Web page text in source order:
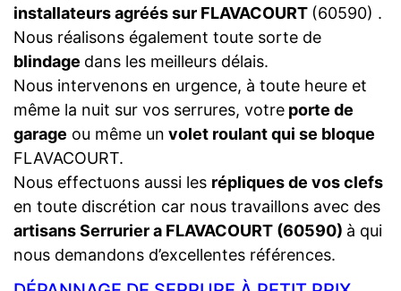
installateurs agréés sur FLAVACOURT (60590) .
Nous réalisons également toute sorte de
blindage dans les meilleurs délais.
Nous intervenons en urgence, à toute heure et
même la nuit sur vos serrures, votre porte de
garage ou même un volet roulant qui se bloque
FLAVACOURT.
Nous effectuons aussi les répliques de vos clefs
en toute discrétion car nous travaillons avec des
artisans Serrurier a FLAVACOURT (60590) à qui
nous demandons d’excellentes références.